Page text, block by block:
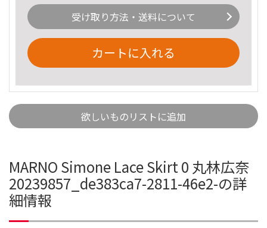
受け取り方法・送料について
カートに入れる
欲しいものリストに追加
MARNO Simone Lace Skirt 0 丸林広奈
20239857_de383ca7-2811-46e2-の詳
細情報